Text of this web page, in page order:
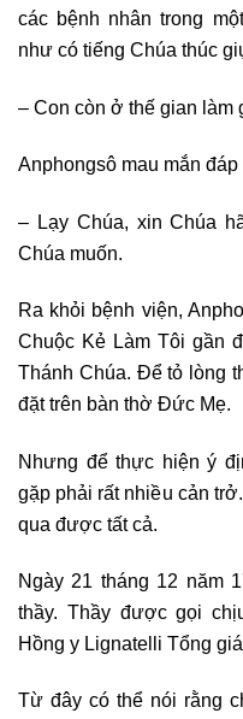
các bệnh nhân trong
như có tiếng Chúa thúc
– Con còn ở thế gian làm
Anphongsô mau mắn đáp
– Lạy Chúa, xin Chúa
Chúa muốn.
Ra khỏi bệnh viện,
Chuộc Kẻ Làm Tôi gần
Thánh Chúa. Để tỏ lòng
đặt trên bàn thờ Đức Mẹ.
Nhưng để thực hiện ý
gặp phải rất nhiều cản
qua được tất cả.
Ngày 21 tháng 12 năm
thầy. Thầy được gọi
Hồng y Lignatelli Tổng
Từ đây có thể nói rằng